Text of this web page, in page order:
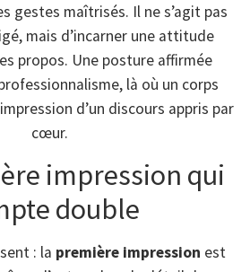
gestes maîtrisés. Il ne s’agit pas
mais d’incarner une attitude
propos. Une posture affirmée
là où un corps
d’un discours appris par
cœur.
impression qui
double
: la première impression est